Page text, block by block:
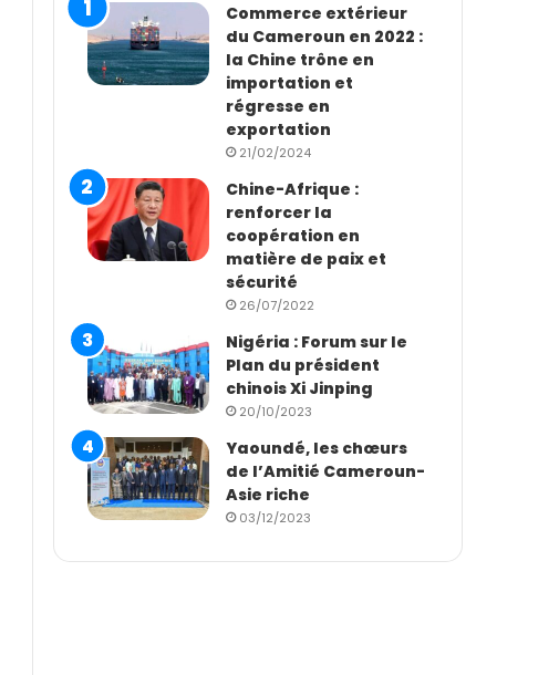
Commerce extérieur
du Cameroun en 2022 :
la Chine trône en
importation et
régresse en
exportation
21/02/2024
Chine-Afrique :
renforcer la
coopération en
matière de paix et
sécurité
26/07/2022
Nigéria : Forum sur le
Plan du président
chinois Xi Jinping
20/10/2023
Yaoundé, les chœurs
de l’Amitié Cameroun-
Asie riche
03/12/2023